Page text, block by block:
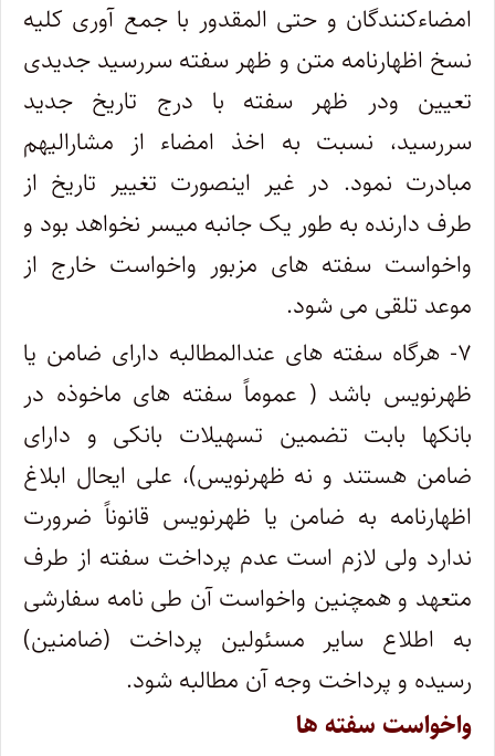
امضاءکنندگان و حتی المقدور با جمع آوری کلیه
نسخ اظهارنامه متن و ظهر سفته سررسید جدیدی
تعیین ودر ظهر سفته با درج تاریخ جدید
سررسید، نسبت به اخذ امضاء از مشارالیهم
مبادرت نمود. در غیر اینصورت تغییر تاریخ از
طرف دارنده به طور یک جانبه میسر نخواهد بود و
واخواست سفته های مزبور واخواست خارج از
موعد تلقی می شود.
۷- هرگاه سفته های عندالمطالبه دارای ضامن یا
ظهرنویس باشد ( عموماً سفته های ماخوذه در
بانکها بابت تضمین تسهیلات بانکی و دارای
ضامن هستند و نه ظهرنویس)، علی ایحال ابلاغ
اظهارنامه به ضامن یا ظهرنویس قانوناً ضرورت
ندارد ولی لازم است عدم پرداخت سفته از طرف
متعهد و همچنین واخواست آن طی نامه سفارشی
به اطلاع سایر مسئولین پرداخت (ضامنین)
رسیده و پرداخت وجه آن مطالبه شود.
واخواست سفته ها